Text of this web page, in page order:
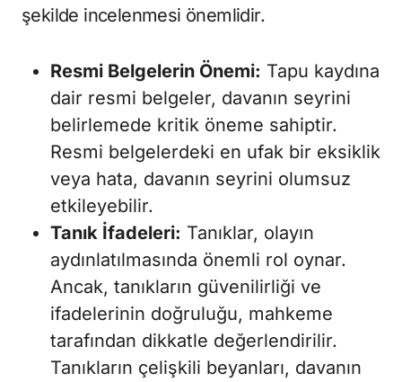
şekilde incelenmesi önemlidir.
Resmi Belgelerin Önemi: Tapu kaydına
dair resmi belgeler, davanın seyrini
belirlemede kritik öneme sahiptir.
Resmi belgelerdeki en ufak bir eksiklik
veya hata, davanın seyrini olumsuz
etkileyebilir.
Tanık İfadeleri: Tanıklar, olayın
aydınlatılmasında önemli rol oynar.
Ancak, tanıkların güvenilirliği ve
ifadelerinin doğruluğu, mahkeme
tarafından dikkatle değerlendirilir.
Tanıkların çelişkili beyanları, davanın